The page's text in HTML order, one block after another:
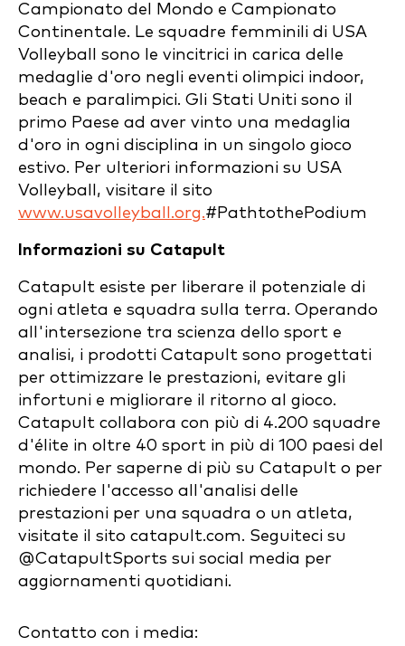
Campionato del Mondo e Campionato
Continentale. Le squadre femminili di USA
Volleyball sono le vincitrici in carica delle
medaglie d'oro negli eventi olimpici indoor,
beach e paralimpici. Gli Stati Uniti sono il
primo Paese ad aver vinto una medaglia
d'oro in ogni disciplina in un singolo gioco
estivo. Per ulteriori informazioni su USA
Volleyball, visitare il sito
www.usavolleyball.org.#PathtothePodium
Informazioni su Catapult
Catapult esiste per liberare il potenziale di
ogni atleta e squadra sulla terra. Operando
all'intersezione tra scienza dello sport e
analisi, i prodotti Catapult sono progettati
per ottimizzare le prestazioni, evitare gli
infortuni e migliorare il ritorno al gioco.
Catapult collabora con più di 4.200 squadre
d'élite in oltre 40 sport in più di 100 paesi del
mondo. Per saperne di più su Catapult o per
richiedere l'accesso all'analisi delle
prestazioni per una squadra o un atleta,
visitate il sito catapult.com. Seguiteci su
@CatapultSports sui social media per
aggiornamenti quotidiani.
Contatto con i media: